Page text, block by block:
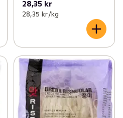
28,35 kr
28,35 kr /kg